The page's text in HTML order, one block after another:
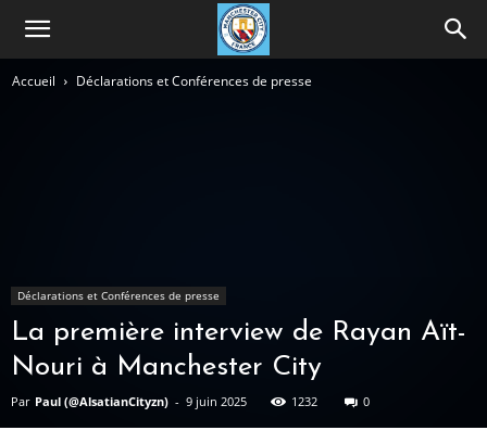
Accueil Déclarations et Conférences de presse
Déclarations et Conférences de presse
La première interview de Rayan Aït-
Nouri à Manchester City
Par Paul (@AlsatianCityzn) - 9 juin 2025 1232 0